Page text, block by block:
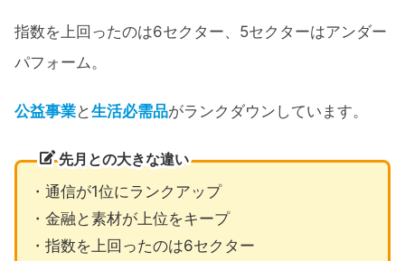
指数を上回ったのは6セクター、5セクターはアンダー
パフォーム。
公益事業と生活必需品がランクダウンしています。
先月との大きな違い
・通信が1位にランクアップ
・金融と素材が上位をキープ
・指数を上回ったのは6セクター